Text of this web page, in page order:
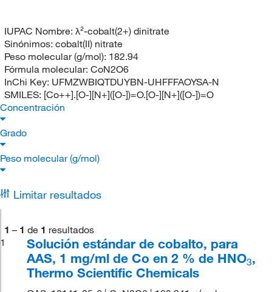
IUPAC Nombre: λ²-cobalt(2+) dinitrate
Sinónimos: cobalt(II) nitrate
Peso molecular (g/mol): 182.94
Fórmula molecular: CoN2O6
InChi Key: UFMZWBIQTDUYBN-UHFFFAOYSA-N
SMILES: [Co++].[O-][N+]([O-])=O.[O-][N+]([O-])=O
Concentración
Grado
Peso molecular (g/mol)
Limitar resultados
1 – 1 de 1 resultados
1
Solución estándar de cobalto, para
AAS, 1 mg/ml de Co en 2 % de HNO3,
Thermo Scientific Chemicals